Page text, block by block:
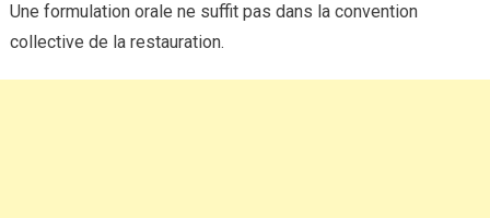
Une formulation orale ne suffit pas dans la convention
collective de la restauration.